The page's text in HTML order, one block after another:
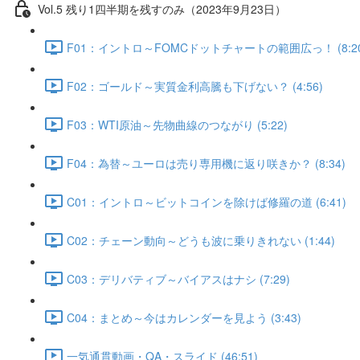
Vol.5 残り1四半期を残すのみ（2023年9月23日）
F01：イントロ～FOMCドットチャートの範囲広っ！
F02：ゴールド～実質金利高騰も下げない？ (4:56)
F03：WTI原油～先物曲線のつながり (5:22)
F04：為替～ユーロは売り専用機に返り咲きか？ (8:34)
C01：イントロ～ビットコインを除けば修羅の道 (6:41)
C02：チェーン動向～どうも波に乗りきれない (1:44)
C03：デリバティブ～バイアスはナシ (7:29)
C04：まとめ～今はカレンダーを見よう (3:43)
一気通貫動画・QA・スライド (46:51)